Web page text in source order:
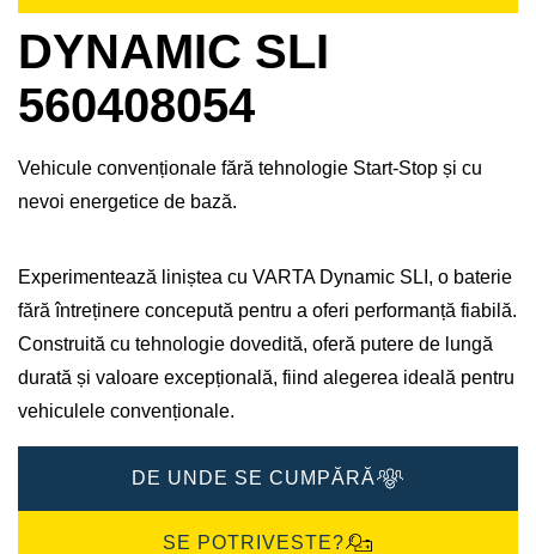
DYNAMIC SLI
560408054
Vehicule convenționale fără tehnologie Start-Stop și cu
nevoi energetice de bază.
Experimentează liniștea cu VARTA Dynamic SLI, o baterie
fără întreținere concepută pentru a oferi performanță fiabilă.
Construită cu tehnologie dovedită, oferă putere de lungă
durată și valoare excepțională, fiind alegerea ideală pentru
vehiculele convenționale.
DE UNDE SE CUMPĂRĂ
SE POTRIVESTE?